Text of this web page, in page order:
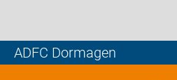
ADFC Dormagen